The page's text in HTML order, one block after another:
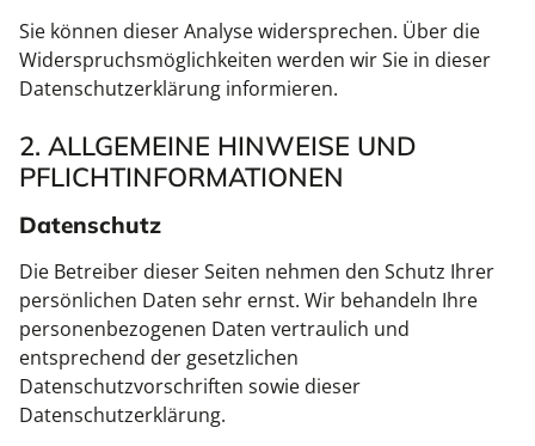
Sie können dieser Analyse widersprechen. Über die
Widerspruchsmöglichkeiten werden wir Sie in dieser
Datenschutzerklärung informieren.
2. ALLGEMEINE HINWEISE UND
PFLICHTINFORMATIONEN
Datenschutz
Die Betreiber dieser Seiten nehmen den Schutz Ihrer
persönlichen Daten sehr ernst. Wir behandeln Ihre
personenbezogenen Daten vertraulich und
entsprechend der gesetzlichen
Datenschutzvorschriften sowie dieser
Datenschutzerklärung.